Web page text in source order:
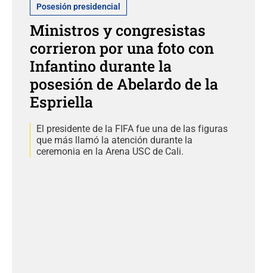
Posesión presidencial
Ministros y congresistas
corrieron por una foto con
Infantino durante la
posesión de Abelardo de la
Espriella
El presidente de la FIFA fue una de las figuras
que más llamó la atención durante la
ceremonia en la Arena USC de Cali.